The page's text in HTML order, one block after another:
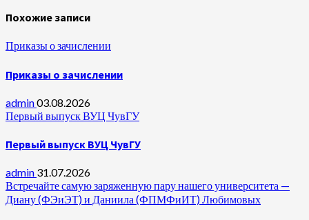
Похожие записи
Приказы о зачислении
Приказы о зачислении
admin03.08.2026
Первый выпуск ВУЦ ЧувГУ
Первый выпуск ВУЦ ЧувГУ
admin 31.07.2026
Встречайте самую заряженную пару нашего университета —
Диану (ФЭиЭТ) и Даниила (ФПМФиИТ) Любимовых